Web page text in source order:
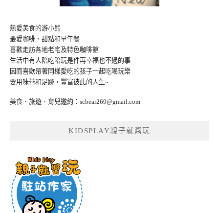
熱愛美食的游小熊
最愛咖啡、甜點和早午餐
喜歡走訪各地老宅及特色咖啡館
生活中有人陪吃陪玩是件再幸福也不過的事
因而喜歡帶著同樣愛吃的孩子一起吃喝玩樂
要用味蕾和足跡，豐富彼此的人生~
美食．旅遊．育兒邀約： scbear269@gmail.com
KIDSPLAY親子就醬玩